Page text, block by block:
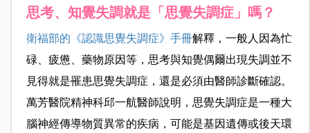
思考、知覺失調就是「思覺失調症」嗎？
衛福部的《認識思覺失調症》手冊解釋，一般人因為忙
碌、疲憊、藥物原因等，思考與知覺偶爾出現失調並不
見得就是罹患思覺失調症，還是必須由醫師診斷確認。
萬芳醫院精神科邱一航醫師說明，思覺失調症是一種大
腦神經傳導物質異常的疾病，可能是基因遺傳或後天環